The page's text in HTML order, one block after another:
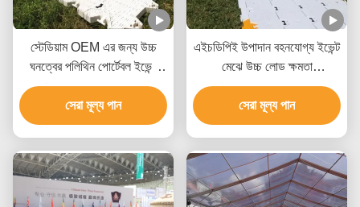
স্টেডিয়াম OEM এর জন্য উচ্চ
ঘনত্বের পলিথিন পোর্টেবল ইভেন্ট
ফ্লোরিং
সেরা মূল্য পান
এইচডিপিই উপাদান বহনযোগ্য ইভেন্ট
মেঝে উচ্চ লোড ক্ষমতা
কাস্টমাইজযোগ্য রঙ এবং আউটডোর
ব্যবহারের জন্য তাপমাত্রা প্রতিরোধী
সেরা মূল্য পান